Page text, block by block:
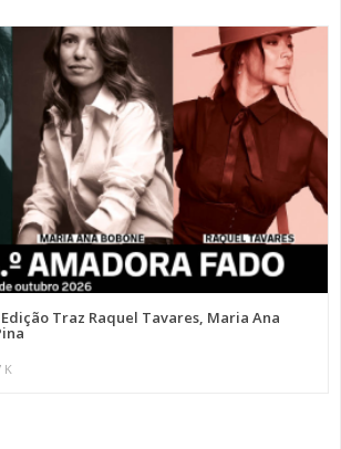
Traz Raquel Tavares, Maria Ana
K